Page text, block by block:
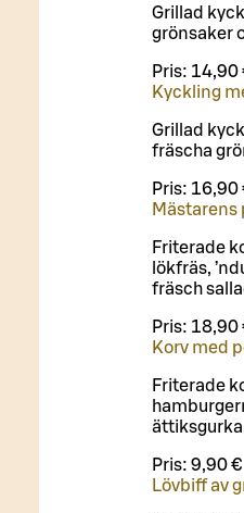
Grillad
grönsaker
Pris: 14,90
Kyckling
Grillad
fräscha
Pris: 16,90
Mästarens
Friterade
lökfräs,
fräsch
Pris: 18,90
Korv med
Friterade
Pris: 9,90 €
Lövbiff av